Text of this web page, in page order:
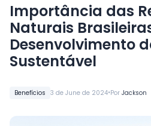
Benefícios 3 de June de 2024•Por Jackson
Importância das
Naturais
Desenvolvimento
Sustentável